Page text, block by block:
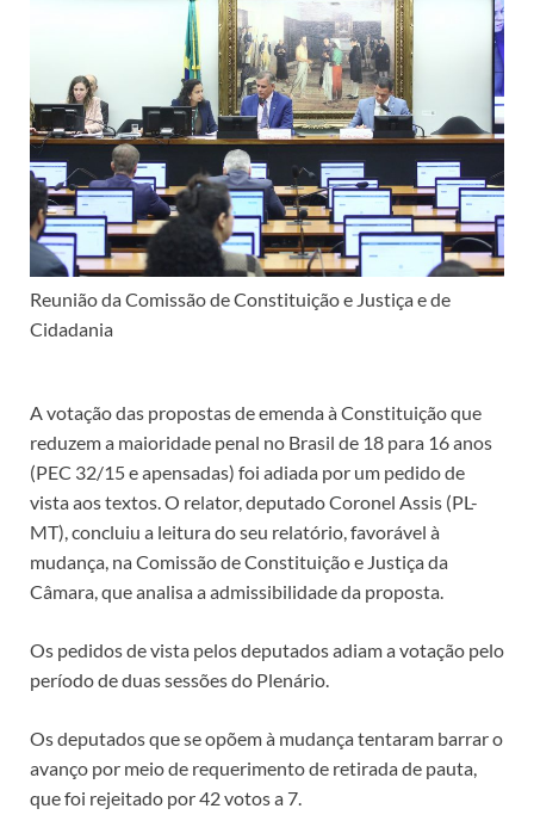
Reunião da Comissão de Constituição e Justiça e de
Cidadania
A votação das propostas de emenda à Constituição que
reduzem a maioridade penal no Brasil de 18 para 16 anos
(PEC 32/15 eapensadas) foi adiada por um pedido de
vistaaos textos. O relator, deputado Coronel Assis (PL-
MT), concluiu a leitura do seu relatório, favorável à
mudança, na Comissão de Constituição e Justiça da
Câmara, que analisa aadmissibilidadeda proposta.
Os pedidos de vista pelos deputados adiam a votação pelo
período de duas sessões do Plenário.
Os deputados que se opõem à mudança tentaram barrar o
avanço por meio de requerimento de retirada de pauta,
que foi rejeitado por 42 votos a 7.